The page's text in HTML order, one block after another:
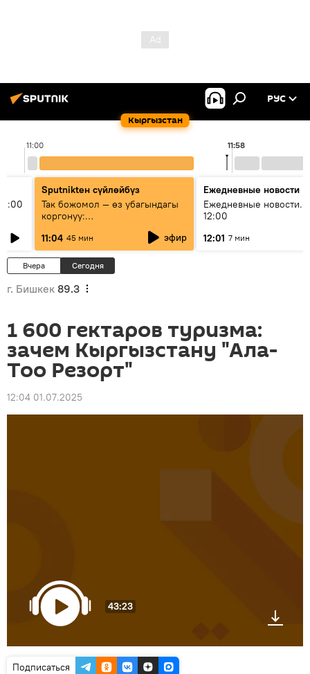
Кыргызстан
РУС
11:00 11:58
Sputnikteн сүйлөйбүз
Так божомол — өз убагындагы
коргонуу:
гидрометеорологиялык кызмат
кантип өркүндөтүлүүдө
11:04 45 мин эфир
Ежедневные новости
Ежедневные новости.
12:00
12:01 7 мин
Вчера Сегодня
г. Бишкек 89.3
1 600 гектаров туризма:
зачем Кыргызстану "Ала-
Тоо Резорт"
12:04 01.07.2025
43:23
Подписаться